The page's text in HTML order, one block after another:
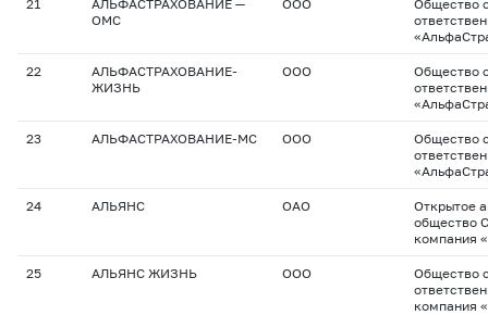
21
АЛЬФАСТРАХОВАНИЕ —
ОМС
ООО
Общество
22
АЛЬФАСТРАХОВАНИЕ-
ЖИЗНЬ
ООО
Общество
23 АЛЬФАСТРАХОВАНИЕ-МС ООО
Общество
24 АЛЬЯНС ОАО
Открытое
общество
компания
25 АЛЬЯНС ЖИЗНЬ ООО
Общество
компания